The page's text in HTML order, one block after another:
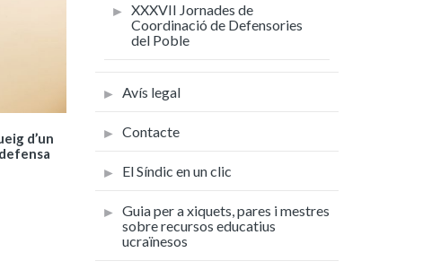
d’un
XXXVII Jornades de
Coordinació de Defensories
del Poble
Avís legal
Contacte
El Síndic en un clic
Guia per a xiquets, pares i mestres
sobre recursos educatius
ucraïnesos